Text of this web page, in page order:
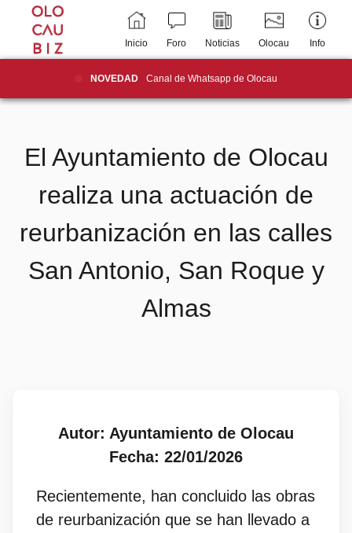
Inicio Foro Noticias Olocau Info
NOVEDAD Canal de Whatsapp de Olocau
El Ayuntamiento de Olocau
realiza una actuación de
reurbanización en las calles
San Antonio, San Roque y
Almas
Autor: Ayuntamiento de Olocau
Fecha: 22/01/2026
Recientemente, han concluido las obras
de reurbanización que se han llevado a